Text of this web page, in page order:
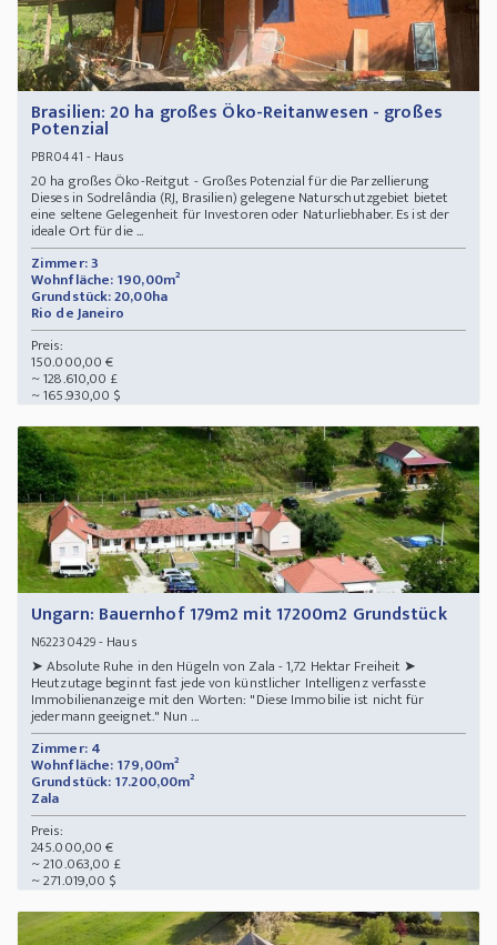
Brasilien: 20 ha großes Öko-Reitanwesen - großes
Potenzial
PBR0441 - Haus
20 ha großes Öko-Reitgut - Großes Potenzial für die Parzellierung
Dieses in Sodrelândia (RJ, Brasilien) gelegene Naturschutzgebiet bietet
eine seltene Gelegenheit für Investoren oder Naturliebhaber. Es ist der
ideale Ort für die ...
Zimmer: 3
Wohnfläche: 190,00m²
Grundstück: 20,00ha
Rio de Janeiro
Preis:
150.000,00 €
~ 128.610,00 £
~ 165.930,00 $
Ungarn: Bauernhof 179m2 mit 17200m2 Grundstück
N62230429- Haus
➤ Absolute Ruhe in den Hügeln von Zala - 1,72 Hektar Freiheit ➤
Heutzutage beginnt fast jede von künstlicher Intelligenz verfasste
Immobilienanzeige mit den Worten: "Diese Immobilie ist nicht für
jedermann geeignet." Nun ...
Zimmer: 4
Wohnfläche: 179,00m²
Grundstück: 17.200,00m²
Zala
Preis:
245.000,00 €
~ 210.063,00 £
~ 271.019,00 $